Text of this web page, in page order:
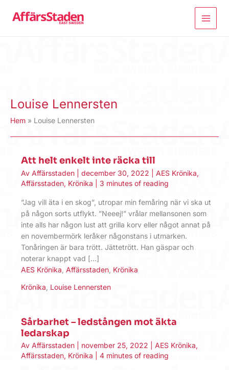
Louise Lennersten
Hem Louise Lennersten
Att helt enkelt inte räcka till
Av Affärsstaden december 30, 2022 AES Krönika,
Affärsstaden, Krönika 3 minutes of reading
”Jag vill äta i en skog”, utropar min femåring när vi ska ut
på någon sorts utflykt. ”Neeej!” vrålar mellansonen som
inte alls har någon lust att grilla korv eller något annat på
en novembermörk leråker någonstans i utmarken.
Tonåringen är bara trött. Jättetrött. Han gäspar och
noterar knappt vad […]
AES Krönika Affärsstaden Krönika
Krönika Louise Lennersten
Sårbarhet – ledstången mot äkta
ledarskap
Av Affärsstaden november 25, 2022 AES Krönika,
Affärsstaden, Krönika 4 minutes of reading